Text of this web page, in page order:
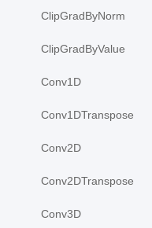
ClipGradByNorm
ClipGradByValue
Conv1D
Conv1DTranspose
Conv2D
Conv2DTranspose
Conv3D